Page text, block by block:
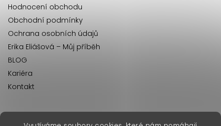
Hodnocení obchodu
Obchodní podmínky
Ochrana osobních údajů
Erika Eliášová – Můj příběh
BLOG
Kariéra
Kontakt